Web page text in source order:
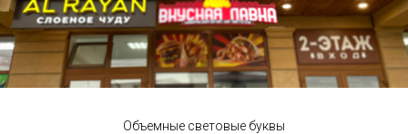
Объемные световые буквы